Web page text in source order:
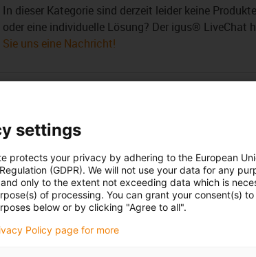
In dieser Kategorie sind derzeit leider keine
oder eine individuelle Lösung? Der igus® LiveChat
Sie uns eine Nachricht!
Fragen auch
Beratung
settings
protects your privacy by adhering to the European
(GDPR). We will not use your data for any
only to the extent not exceeding data which is
of processing. You can grant your consent(s)
below or by clicking "Agree to all".
Policy page for more